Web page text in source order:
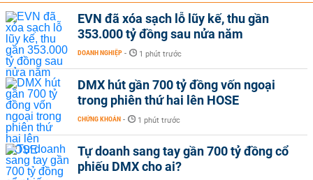
EVN đã xóa sạch lỗ lũy kế, thu gần
353.000 tỷ đồng sau nửa năm
DOANH NGHIỆP - 1 phút trước
DMX hút gần 700 tỷ đồng vốn ngoại
trong phiên thứ hai lên HOSE
CHỨNG KHOÁN - 1 phút trước
Tự doanh sang tay gần 700 tỷ đồng cổ
phiếu DMX cho ai?